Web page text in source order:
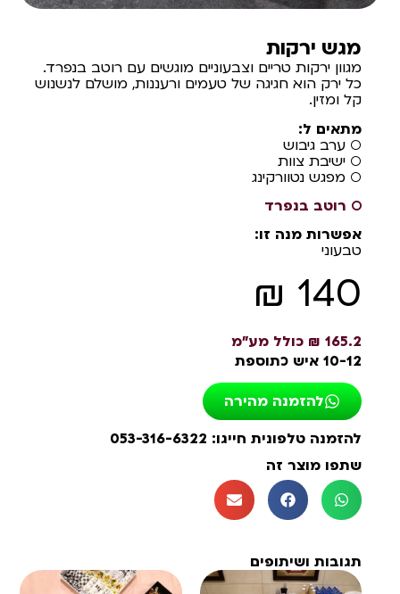
מגש ירקות
מגוון ירקות טריים וצבעוניים מוגשים עם רוטב בנפרד.
כל ירק הוא חגיגה של טעמים ורעננות, מושלם לנשנוש
קל ומזין.
מתאים ל:
○ ערב גיבוש
○ ישיבת צוות
○ מפגש נטוורקינג
○ רוטב בנפרד
אפשרות מנה זו:
טבעוני
₪ 140
165.2 ₪ כולל מע"מ
10-12 איש כתוספת
להזמנה מהירה
להזמנה טלפונית חייגו: 053-316-6322
שתפו מוצר זה
תגובות ושיתופים